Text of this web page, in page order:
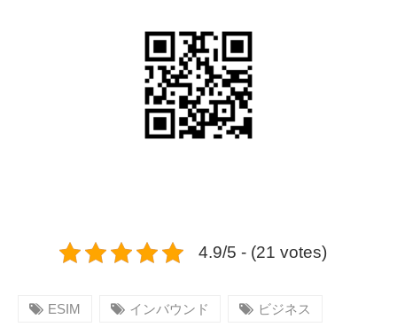
4.9/5 - (21 votes)
ESIM インバウンド ビジネス